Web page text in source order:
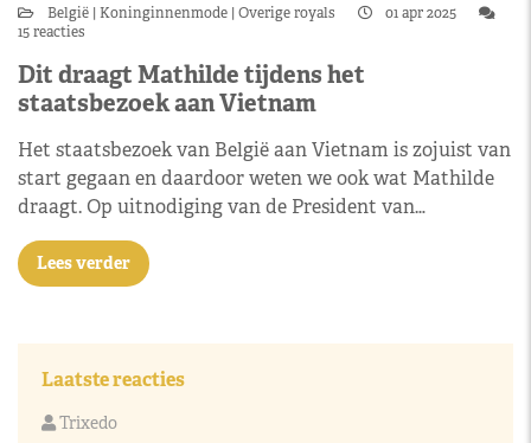
België Koninginnenmode Overige royals
01 apr 2025
15 reacties
Dit draagt Mathilde tijdens het
staatsbezoek aan Vietnam
Het staatsbezoek van België aan Vietnam is zojuist van
start gegaan en daardoor weten we ook wat Mathilde
draagt. Op uitnodiging van de President van…
Lees verder
Laatste reacties
Trixedo